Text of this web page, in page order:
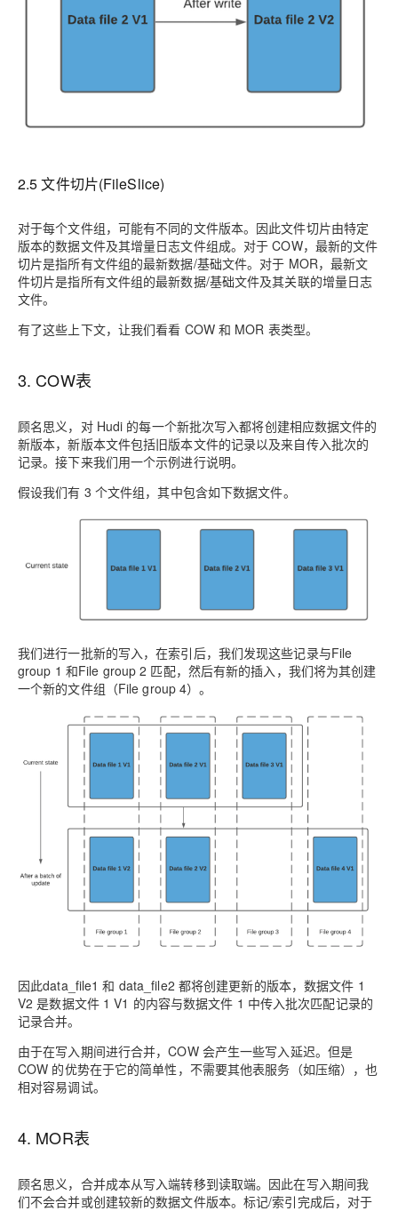
2.5 文件切片(FileSlice)
对于每个文件组，可能有不同的文件版本。因此文件切片由特定
版本的数据文件及其增量日志文件组成。对于 COW，最新的文件
切片是指所有文件组的最新数据/基础文件。对于 MOR，最新文
件切片是指所有文件组的最新数据/基础文件及其关联的增量日志
文件。
有了这些上下文，让我们看看 COW 和 MOR 表类型。
3. COW表
顾名思义，对 Hudi 的每一个新批次写入都将创建相应数据文件的
新版本，新版本文件包括旧版本文件的记录以及来自传入批次的
记录。接下来我们用一个示例进行说明。
假设我们有 3 个文件组，其中包含如下数据文件。
我们进行一批新的写入，在索引后，我们发现这些记录与File
group 1 和File group 2 匹配，然后有新的插入，我们将为其创建
一个新的文件组（File group 4）。
因此data_file1 和 data_file2 都将创建更新的版本，数据文件 1
V2 是数据文件 1 V1 的内容与数据文件 1 中传入批次匹配记录的
记录合并。
由于在写入期间进行合并，COW 会产生一些写入延迟。但是
COW 的优势在于它的简单性，不需要其他表服务（如压缩），也
相对容易调试。
4. MOR表
顾名思义，合并成本从写入端转移到读取端。因此在写入期间我
们不会合并或创建较新的数据文件版本。标记/索引完成后，对于